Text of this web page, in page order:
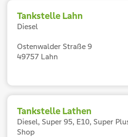
Tankstelle Lahn
Diesel
Ostenwalder Straße 9
49757 Lahn
Tankstelle Lathen
Diesel, Super 95, E10, Super
Shop